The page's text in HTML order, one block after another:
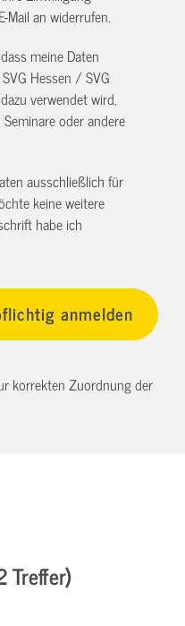
Mail anwiderrufen.
meine Daten
Hessen / SVG
verwendet wird,
oder andere
ausschließlich für
keine weitere
habe ich
korrekten Zuordnung der
Treffer)